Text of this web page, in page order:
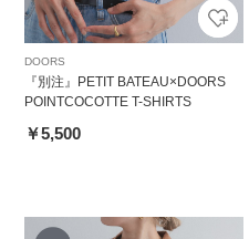
DOORS
『別注』PETIT BATEAU×DOORS
POINTCOCOTTE T-SHIRTS
￥5,500